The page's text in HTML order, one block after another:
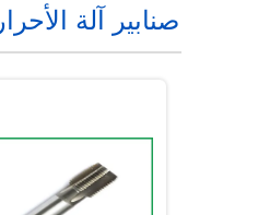
صنابير آلة الأحرار